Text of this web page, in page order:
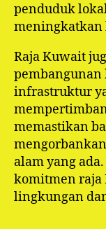
penduduk
meningkatkan
Raja Kuwait
infrastruktur
memastikan
alam yang
komitmen raja
lingkungan